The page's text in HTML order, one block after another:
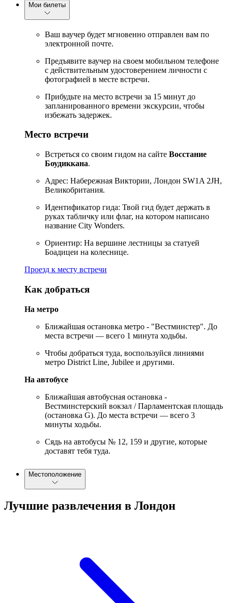
Мои билеты
Ваш ваучер будет мгновенно отправлен вам по
электронной почте.
Предъявите ваучер на своем мобильном телефоне
с действительным удостоверением личности с
фотографией в месте встречи.
Прибудьте на место встречи за 15 минут до
запланированного времени экскурсии, чтобы
избежать задержек.
Место встречи
Встреться со своим гидом на сайте Восстание
Боудиккана.
Адрес: Набережная Виктории, Лондон SW1A 2JH,
Великобритания.
Идентификатор гида: Твой гид будет держать в
руках табличку или флаг, на котором написано
название City Wonders.
Ориентир: На вершине лестницы за статуей
Боадицеи на колеснице.
Проезд к месту встречи
Как добраться
На метро
Ближайшая остановка метро - "Вестминстер". До
места встречи — всего 1 минута ходьбы.
Чтобы добраться туда, воспользуйся линиями
метро District Line, Jubilee и другими.
На автобусе
Ближайшая автобусная остановка -
Вестминстерский вокзал / Парламентская площадь
(остановка G). До места встречи — всего 3
минуты ходьбы.
Сядь на автобусы № 12, 159 и другие, которые
доставят тебя туда.
Местоположение
Лучшие развлечения в Лондон